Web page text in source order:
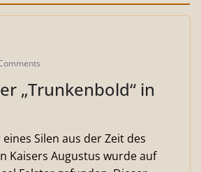
„Trunkenbold“ in
Silen aus der Zeit des
Kaisers Augustus wurde auf